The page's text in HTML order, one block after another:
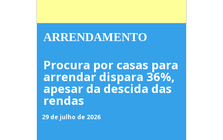
ARRENDAMENTO
Procura por casas para
arrendar dispara 36%,
apesar da descida das
rendas
29 de julho de 2026